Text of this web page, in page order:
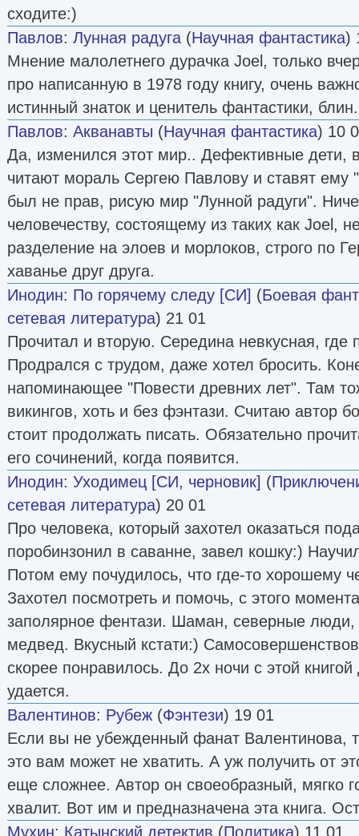
сходите:)
Павлов: Лунная радуга (Научная фантастика)
Мнение малолетнего дурачка Joel, только
про написанную в 1978 году книгу, очень
истинный знаток и ценитель фантастики, блин.
Павлов: Акванавты (Научная фантастика) 10
Да, изменился этот мир.. Дефективные
читают мораль Сергею Павлову и ставят ему
был не прав, рисую мир "Лунной радуги".
человечеству, состоящему из таких как Joel,
разделение на элоев и морлоков, строго по
хаванье друг друга.
Инодин: По горячему следу [СИ] (Боевая
сетевая литература) 21 01
Прочитал и вторую. Середина невкусная, где
Продрался с трудом, даже хотел бросить.
напоминающее "Повести древних лет". Там
викингов, хоть и без фэнтази. Считаю автор
стоит продолжать писать. Обязательно
его сочинений, когда появится.
Инодин: Уходимец [СИ, черновик] (
сетевая литература) 20 01
Про человека, который захотел оказаться
поробинзонил в саванне, завел кошку:)
Потом ему почудилось, что где-то хорошему
Захотел посмотреть и помочь, с этого
заполярное фентази. Шаман, северные
медвед. Вкусный кстати:)
скорее понравилось. До 2х ночи с этой
удается.
Валентинов: Рубеж (Фэнтези) 19 01
Если вы не убежденный фанат Валентинова,
это вам может не хватить. А уж получить от
еще сложнее. Автор он своеобразный, мягко
хвалит. Вот им и предназначена эта книга.
Мухин: Катынский детектив (Политика) 11 01